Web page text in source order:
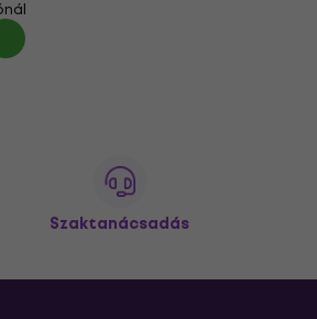
Szaktanácsadás